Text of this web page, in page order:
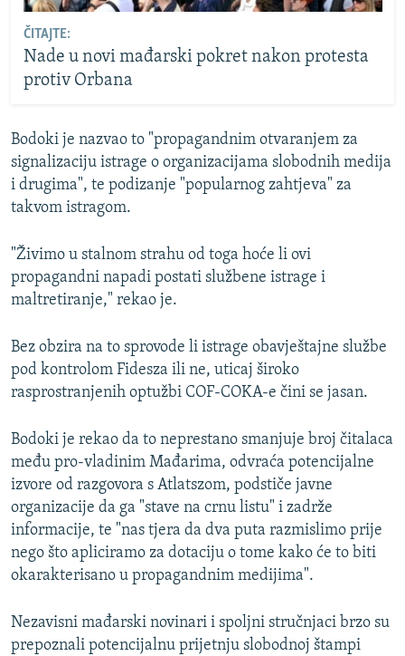
ČITAJTE:
Nade u novi mađarski pokret nakon protesta
protiv Orbana
Bodoki je nazvao to "propagandnim otvaranjem za
signalizaciju istrage o organizacijama slobodnih medija
i drugima", te podizanje "popularnog zahtjeva" za
takvom istragom.
"Živimo u stalnom strahu od toga hoće li ovi
propagandni napadi postati službene istrage i
maltretiranje," rekao je.
Bez obzira na to sprovode li istrage obavještajne službe
pod kontrolom Fidesza ili ne, uticaj široko
rasprostranjenih optužbi COF-COKA-e čini se jasan.
Bodoki je rekao da to neprestano smanjuje broj čitalaca
među pro-vladinim Mađarima, odvraća potencijalne
izvore od razgovora s Atlatszom, podstiče javne
organizacije da ga "stave na crnu listu" i zadrže
informacije, te "nas tjera da dva puta razmislimo prije
nego što apliciramo za dotaciju o tome kako će to biti
okarakterisano u propagandnim medijima".
Nezavisni mađarski novinari i spoljni stručnjaci brzo su
prepoznali potencijalnu prijetnju slobodnoj štampi